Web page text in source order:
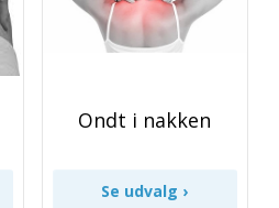
Ondt i nakken